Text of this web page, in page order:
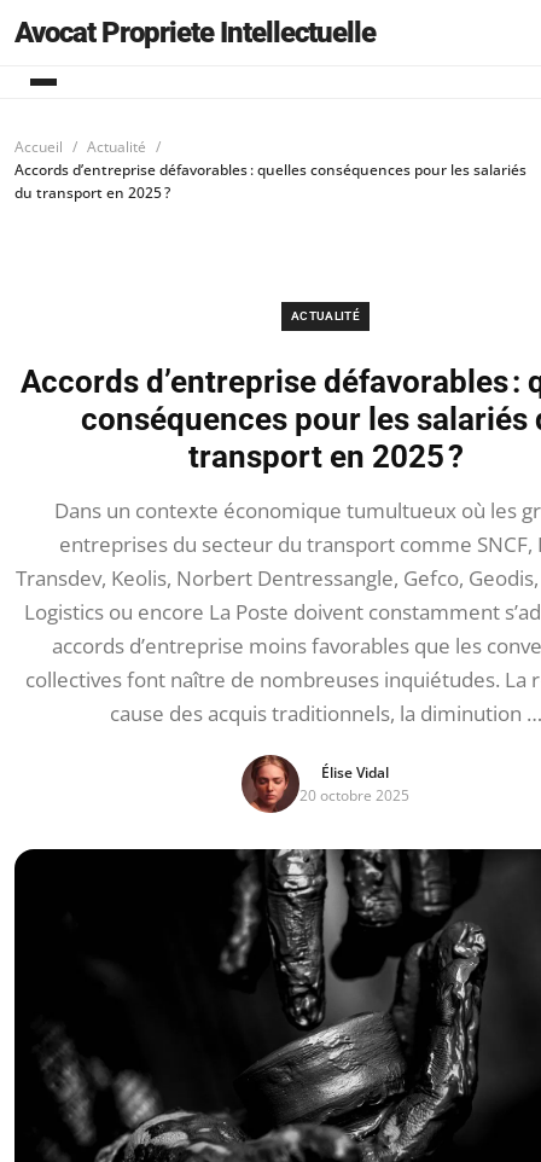
Avocat Propriete Intellectuelle
Accueil
Actualité
Accords d’entreprise défavorables : quelles conséquences pour les salariés
du transport en 2025 ?
ACTUALITÉ
Accords d’entreprise défavorables :
conséquences pour les salariés
transport en 2025 ?
Dans un contexte économique tumultueux où les
entreprises du secteur du transport comme SNCF,
Transdev, Keolis, Norbert Dentressangle, Gefco, Geodis,
Logistics ou encore La Poste doivent constamment
accords d’entreprise moins favorables que les
collectives font naître de nombreuses inquiétudes. La
cause des acquis traditionnels, la diminution …
Élise Vidal
20 octobre 2025